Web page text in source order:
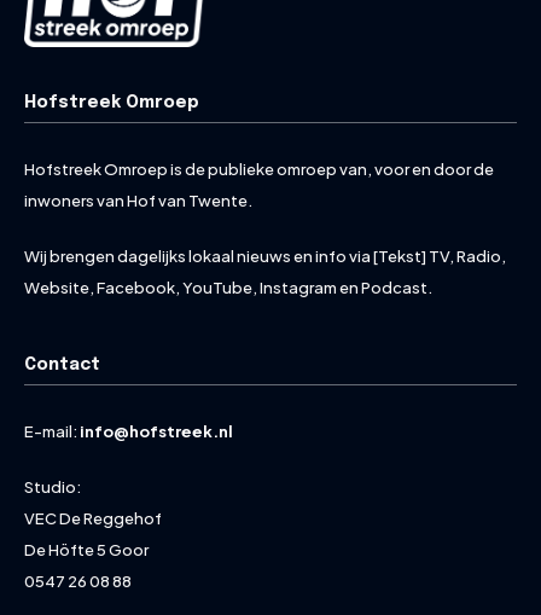
Hofstreek Omroep
Hofstreek Omroep is de publieke omroep van, voor en door de
inwoners van Hof van Twente.
Wij brengen dagelijks lokaal nieuws en info via [Tekst] TV, Radio,
Website, Facebook, YouTube, Instagram en Podcast.
Contact
E-mail: info@hofstreek.nl
Studio:
VEC De Reggehof
De Höfte 5 Goor
0547 26 08 88